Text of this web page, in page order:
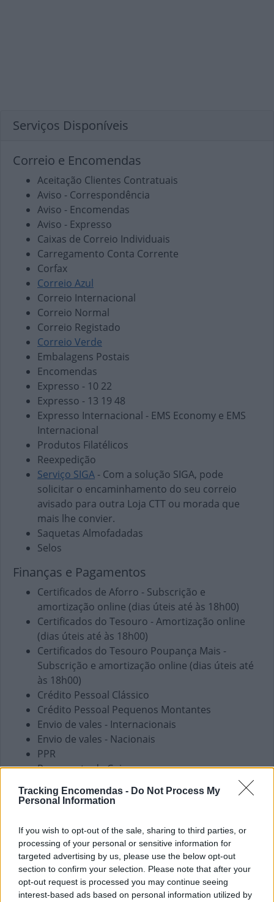
Tracking Encomendas - Do Not Process My
Personal Information
If you wish to opt-out of the sale, sharing to third parties, or
processing of your personal or sensitive information for
targeted advertising by us, please use the below opt-out
section to confirm your selection. Please note that after your
opt-out request is processed you may continue seeing
interest-based ads based on personal information utilized by
Serviços Disponíveis
Correio e Encomendas
Aceitação Clientes Contratuais
Aviso - Correspondência
Aviso - Encomendas
Aviso - Expresso
Caixas de Correio Individuais
Carregamento Conta Corrente
Corfax
Correio Azul
Correio Internacional
Correio Normal
Correio Registado
Correio Verde
Embalagens Postais
Encomendas
Expresso - 10 22
Expresso - 13 19 48
Expresso Internacional - EMS Economy e EMS
Internacional
Produtos Filatélicos
Reexpedição
Serviço SIGA - Com a solução SIGA, pode
solicitar o encaminhamento do seu correio
avisado para outra Loja CTT ou morada que
mais lhe convier.
Saquetas Almofadadas
Selos
Finanças e Pagamentos
Certificados de Aforro - Subscrição e
amortização online (dias úteis até às 18h00)
Certificados do Tesouro - Amortização online
(dias úteis até às 18h00)
Certificados do Tesouro Poupança Mais -
Subscrição e amortização online (dias úteis até
às 18h00)
Crédito Pessoal Clássico
Crédito Pessoal Pequenos Montantes
Envio de vales - Internacionais
Envio de vales - Nacionais
PPR
Pagamento de Coimas
Pagamento de Impostos
Pagamento de Vales
Seguros Capitalização
Seguros Reais
Western Union
Outros Serviços